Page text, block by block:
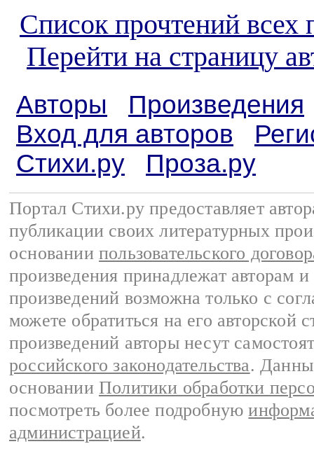
Список прочтений всех
Перейти на страницу
Авторы
Произведения
Вход для авторов
Стихи.ру
Проза.ру
Портал Стихи.ру предоставляет
публикации своих литературных
основании пользовательского
произведения принадлежат авторам
произведений возможна только с
можете обратиться на его авторской
произведений авторы несут
российского законодательства.
основании Политики обработки
посмотреть более подробную
администрацией.